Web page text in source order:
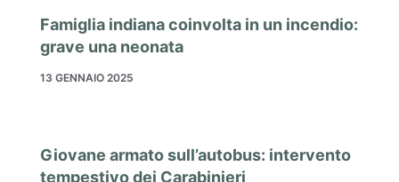
Famiglia indiana coinvolta in un incendio:
grave una neonata
13 GENNAIO 2025
Giovane armato sull’autobus: intervento
tempestivo dei Carabinieri